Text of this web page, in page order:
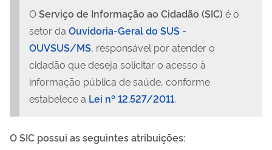
OServiço de Informação ao Cidadão (SIC) é o
setor da Ouvidoria-Geral do SUS -
OUVSUS/MS, responsável por atender o
cidadão que deseja solicitar o acesso à
informação pública de saúde, conforme
estabelece a Lei nº 12.527/2011.
O SIC possui as seguintes atribuições: